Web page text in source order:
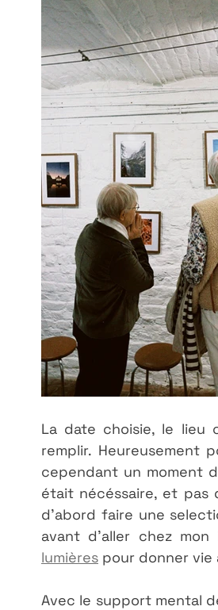
La date choisie, le lieu
remplir. Heureusement
cependant un moment
était nécéssaire, et pas
d'abord faire une
avant d'aller chez
lumières pour donner vie
Avec le support mental